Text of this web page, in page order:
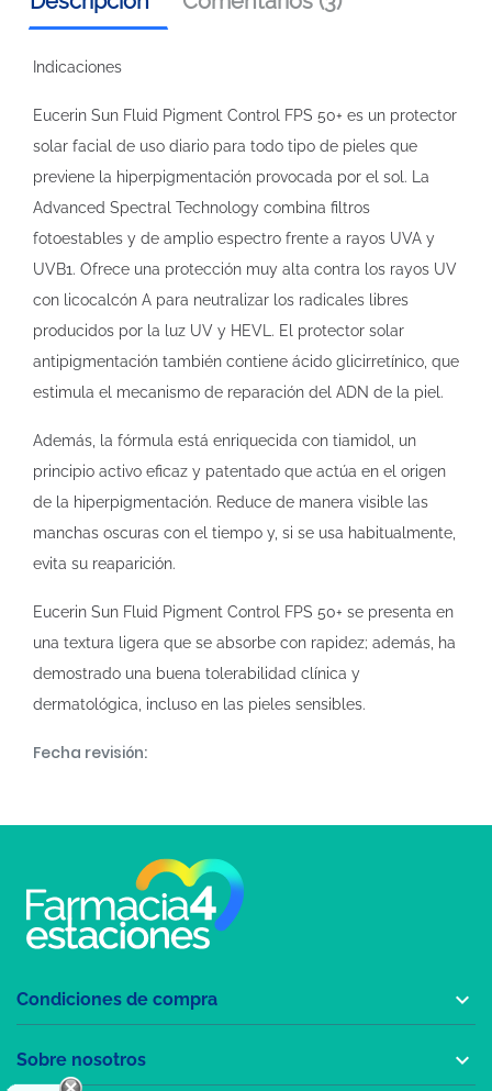
Indicaciones
Eucerin Sun Fluid Pigment Control FPS 50+ es un protector
solar facial de uso diario para todo tipo de pieles que
previene la hiperpigmentación provocada por el sol. La
Advanced Spectral Technology combina filtros
fotoestables y de amplio espectro frente a rayos UVA y
UVB1. Ofrece una protección muy alta contra los rayos UV
con licocalcón A para neutralizar los radicales libres
producidos por la luz UV y HEVL. El protector solar
antipigmentación también contiene ácido glicirretínico, que
estimula el mecanismo de reparación del ADN de la piel.
Además, la fórmula está enriquecida con tiamidol, un
principio activo eficaz y patentado que actúa en el origen
de la hiperpigmentación. Reduce de manera visible las
manchas oscuras con el tiempo y, si se usa habitualmente,
evita su reaparición.
Eucerin Sun Fluid Pigment Control FPS 50+ se presenta en
una textura ligera que se absorbe con rapidez; además, ha
demostrado una buena tolerabilidad clínica y
dermatológica, incluso en las pieles sensibles.
Fecha revisión:
Condiciones de compra 
Sobre nosotros 